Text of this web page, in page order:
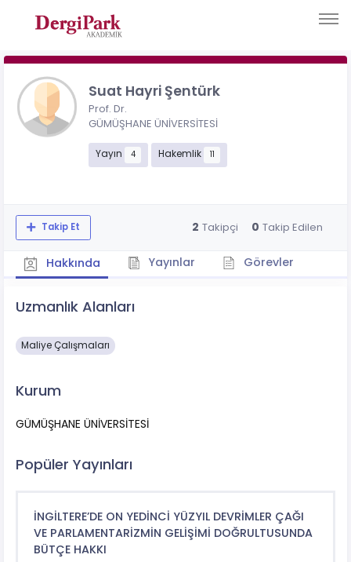
Suat Hayri Şentürk
Prof. Dr.
GÜMÜŞHANE ÜNİVERSİTESİ
Yayın 4 Hakemlik 11
Takip Et 2 Takipçi 0 Takip Edilen
Hakkında Yayınlar Görevler
Uzmanlık Alanları
Maliye Çalışmaları
Kurum
GÜMÜŞHANE ÜNİVERSİTESİ
Popüler Yayınları
İNGİLTERE’DE ON YEDİNCİ YÜZYIL DEVRİMLER ÇAĞI
VE PARLAMENTARİZMİN GELİŞİMİ DOĞRULTUSUNDA
BÜTÇE HAKKI